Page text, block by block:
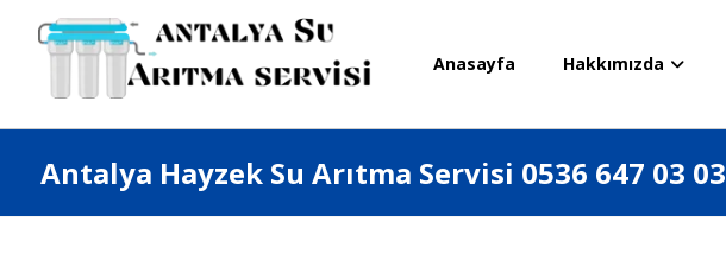
Anasayfa Hakkımızda
Antalya Hayzek Su Arıtma Servisi 0536 647 03 03